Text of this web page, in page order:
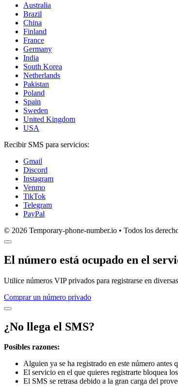
Australia
Brazil
China
Finland
France
Germany
India
South Korea
Netherlands
Pakistan
Poland
Spain
Sweden
United Kingdom
USA
Recibir SMS para servicios:
Gmail
Discord
Instagram
Venmo
TikTok
Telegram
PayPal
© 2026 Temporary-phone-number.io • Todos los
El número está ocupado en el
Utilice números VIP privados para registrarse en
Comprar un número privado
¿No llega el SMS?
Posibles razones:
Alguien ya se ha registrado en este número antes
El servicio en el que quieres registrarte bloquea
El SMS se retrasa debido a la gran carga del